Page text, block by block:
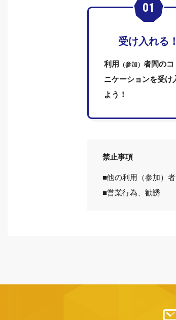
受け入れる！
利用 （参加） 者間のコ
ニケーションを受け
よう！
禁止事項
■他の利用（参加）
■営業行為、勧誘